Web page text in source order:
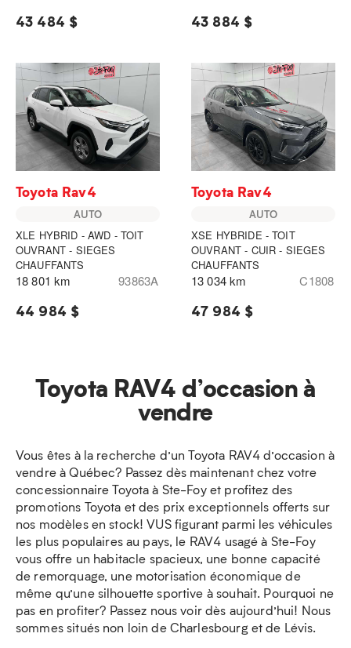
43 484 $ 43 884 $
Toyota Rav4
AUTO
XLE HYBRID - AWD - TOIT
OUVRANT - SIEGES
CHAUFFANTS
18 801 km 93863A
44 984 $
Toyota Rav4
AUTO
XSE HYBRIDE - TOIT
OUVRANT - CUIR - SIEGES
CHAUFFANTS
13 034 km C1808
47 984 $
Toyota RAV4 d’occasion à
vendre
Vous êtes à la recherche d’un Toyota RAV4 d’occasion à
vendre à Québec? Passez dès maintenant chez votre
concessionnaire Toyota à Ste-Foy et profitez des
promotions Toyota et des prix exceptionnels offerts sur
nos modèles en stock! VUS figurant parmi les véhicules
les plus populaires au pays, le RAV4 usagé à Ste-Foy
vous offre un habitacle spacieux, une bonne capacité
de remorquage, une motorisation économique de
même qu’une silhouette sportive à souhait. Pourquoi ne
pas en profiter? Passez nous voir dès aujourd’hui! Nous
sommes situés non loin de Charlesbourg et de Lévis.